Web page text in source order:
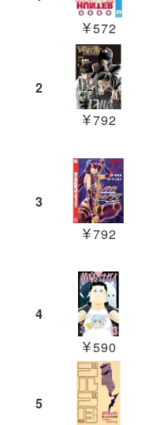
￥572
2
￥792
3
￥792
4
￥590
5